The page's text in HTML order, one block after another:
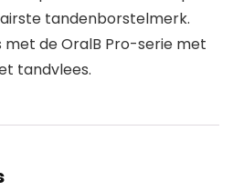
tandenborstelmerk.
de OralB Pro-serie met
tandvlees.